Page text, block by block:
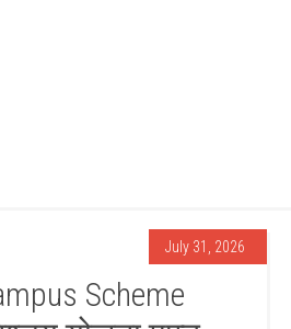
July 31, 2026
Scheme